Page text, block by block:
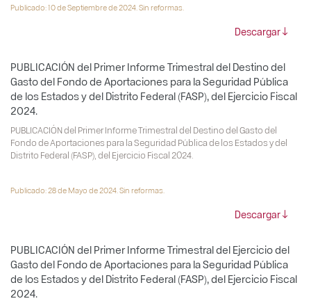
Publicado: 10 de Septiembre de 2024. Sin reformas.
Descargar
PUBLICACIÓN del Primer Informe Trimestral del Destino del
Gasto del Fondo de Aportaciones para la Seguridad Pública
de los Estados y del Distrito Federal (FASP), del Ejercicio Fiscal
2024.
PUBLICACIÓN del Primer Informe Trimestral del Destino del Gasto del
Fondo de Aportaciones para la Seguridad Pública de los Estados y del
Distrito Federal (FASP), del Ejercicio Fiscal 2024.
Publicado: 28 de Mayo de 2024. Sin reformas.
Descargar
PUBLICACIÓN del Primer Informe Trimestral del Ejercicio del
Gasto del Fondo de Aportaciones para la Seguridad Pública
de los Estados y del Distrito Federal (FASP), del Ejercicio Fiscal
2024.